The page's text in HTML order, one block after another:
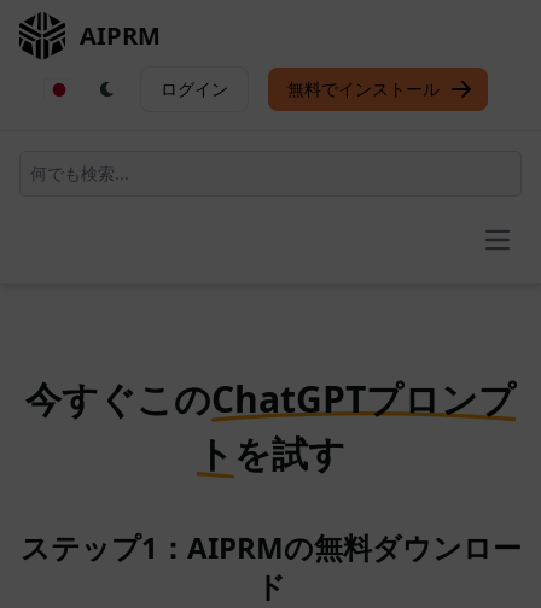
AIPRM
ログイン 無料でインストール
今すぐこのChatGPTプロンプ
ト を試す
ステップ1：AIPRMの無料ダウンロー
ド